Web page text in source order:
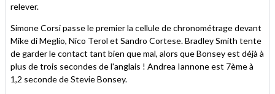
relever.
Simone Corsi passe le premier la cellule de chronométrage devant
Mike di Meglio, Nico Terol et Sandro Cortese. Bradley Smith tente
de garder le contact tant bien que mal, alors que Bonsey est déjà à
plus de trois secondes de l'anglais ! Andrea Iannone est 7ème à
1,2 seconde de Stevie Bonsey.